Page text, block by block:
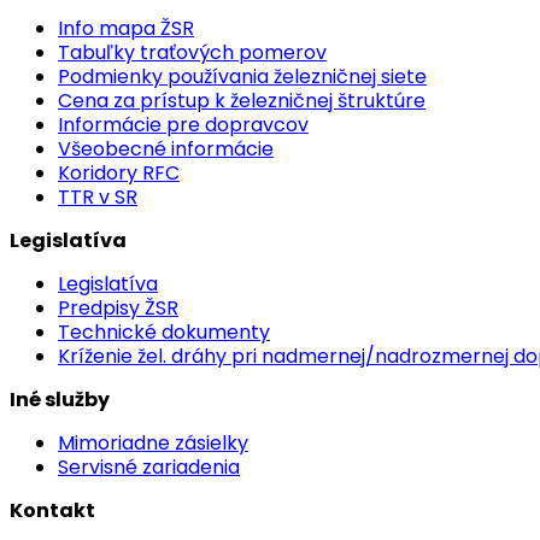
Info mapa ŽSR
Tabuľky traťových pomerov
Podmienky používania železničnej siete
Cena za prístup k železničnej štruktúre
Informácie pre dopravcov
Všeobecné informácie
Koridory RFC
TTR v SR
Legislatíva
Legislatíva
Predpisy ŽSR
Technické dokumenty
Kríženie žel. dráhy pri nadmernej/nadrozmernej
Iné služby
Mimoriadne zásielky
Servisné zariadenia
Kontakt